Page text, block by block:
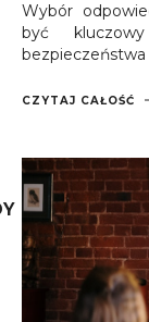
Wybór
być
bezpieczeństwa
kompatybilność
CZYTAJ CAŁOŚĆ